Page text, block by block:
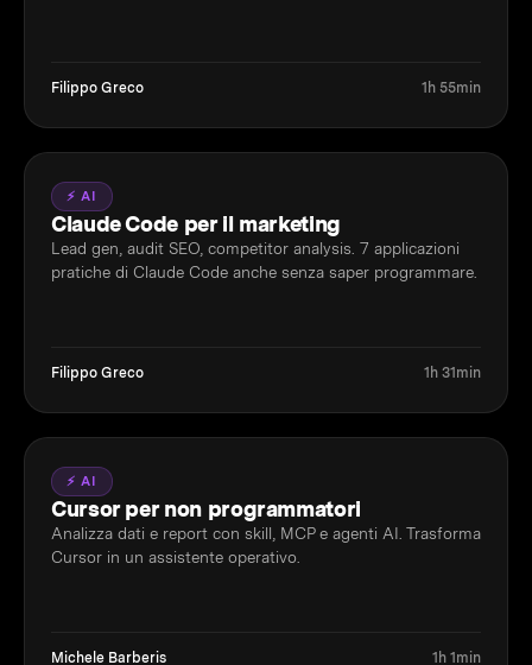
Filippo Greco 1h 55min
⚡ AI
Claude Code per il marketing
Lead gen, audit SEO, competitor analysis. 7 applicazioni
pratiche di Claude Code anche senza saper programmare.
Filippo Greco 1h 31min
⚡ AI
Cursor per non programmatori
Analizza dati e report con skill, MCP e agenti AI. Trasforma
Cursor in un assistente operativo.
Michele Barberis 1h 1min